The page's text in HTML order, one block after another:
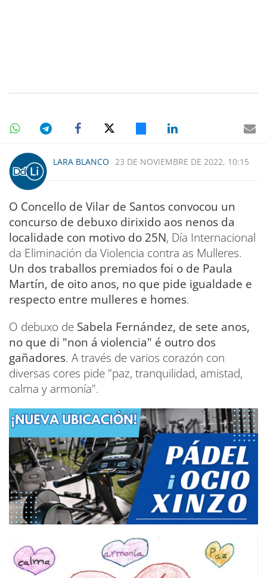
LARA BLANCO 23 DE NOVIEMBRE DE 2022, 10:15
O Concello de Vilar de Santos convocou un
concurso de debuxo dirixido aos nenos da
localidade con motivo do 25N, Día Internacional
da Eliminación da Violencia contra as Mulleres.
Un dos traballos premiados foi o de Paula
Martín, de oito anos, no que pide igualdade e
respecto entre mulleres e homes.
O debuxo de Sabela Fernández, de sete anos,
no que di "non á violencia" é outro dos
gañadores. A través de varios corazón con
diversas cores pide "paz, tranquilidad, amistad,
calma y armonía".